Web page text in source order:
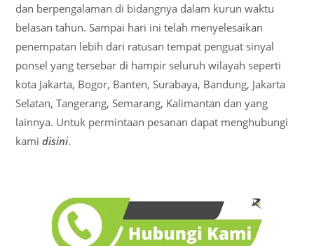
dan berpengalaman di bidangnya dalam kurun waktu
belasan tahun. Sampai hari ini telah menyelesaikan
penempatan lebih dari ratusan tempat penguat sinyal
ponsel yang tersebar di hampir seluruh wilayah seperti
kota Jakarta, Bogor, Banten, Surabaya, Bandung, Jakarta
Selatan, Tangerang, Semarang, Kalimantan dan yang
lainnya. Untuk permintaan pesanan dapat menghubungi
kamidisini.